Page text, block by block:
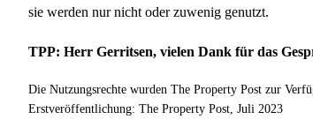
sie werden nur nicht oder zuwenig genutzt.
TPP: Herr Gerritsen, vielen Dank für das
Die Nutzungsrechte wurden The Property Post zur
Erstveröffentlichung: The Property Post, Juli 2023